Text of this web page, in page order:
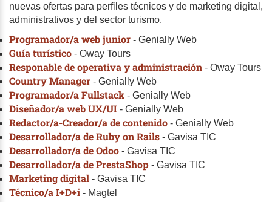
nuevas ofertas para perfiles técnicos y de marketing digital,
administrativos y del sector turismo.
Programador/a web junior - Genially Web
Guía turístico - Oway Tours
Responable de operativa y administración - Oway Tours
Country Manager - Genially Web
Programador/a Fullstack - Genially Web
Diseñador/a web UX/UI - Genially Web
Redactor/a-Creador/a de contenido - Genially Web
Desarrollador/a de Ruby on Rails - Gavisa TIC
Desarrollador/a de Odoo - Gavisa TIC
Desarrollador/a de PrestaShop - Gavisa TIC
Marketing digital - Gavisa TIC
Técnico/a I+D+i - Magtel